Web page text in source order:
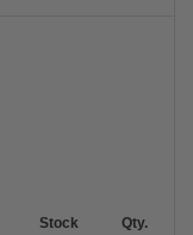
144-287 288 + More
Stock Qty.